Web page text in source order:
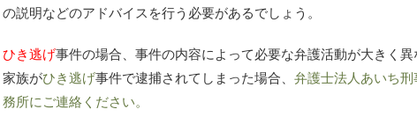
の説明などのアドバイスを行う必要があるでしょう。
ひき逃げ事件の場合、事件の内容によって必要な弁護活動が大きく異
家族がひき逃げ事件で逮捕されてしまった場合、 弁護士法人あいち
務所にご連絡ください。